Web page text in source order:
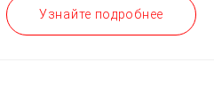
Узнайте подробнее